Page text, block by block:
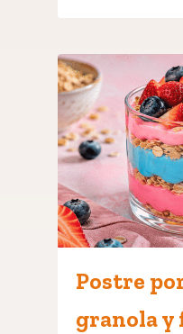
Postre
granola